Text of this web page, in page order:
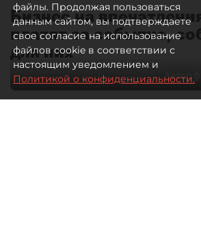
Бизнес на
платят за событие,
для них
Автор
файлы. Продолжая пользоваться
данным сайтом, вы подтверждаете
свое согласие на использование
файлов cookie в соответствии с
настоящим уведомлением и
Политикой о конфиденциальности.